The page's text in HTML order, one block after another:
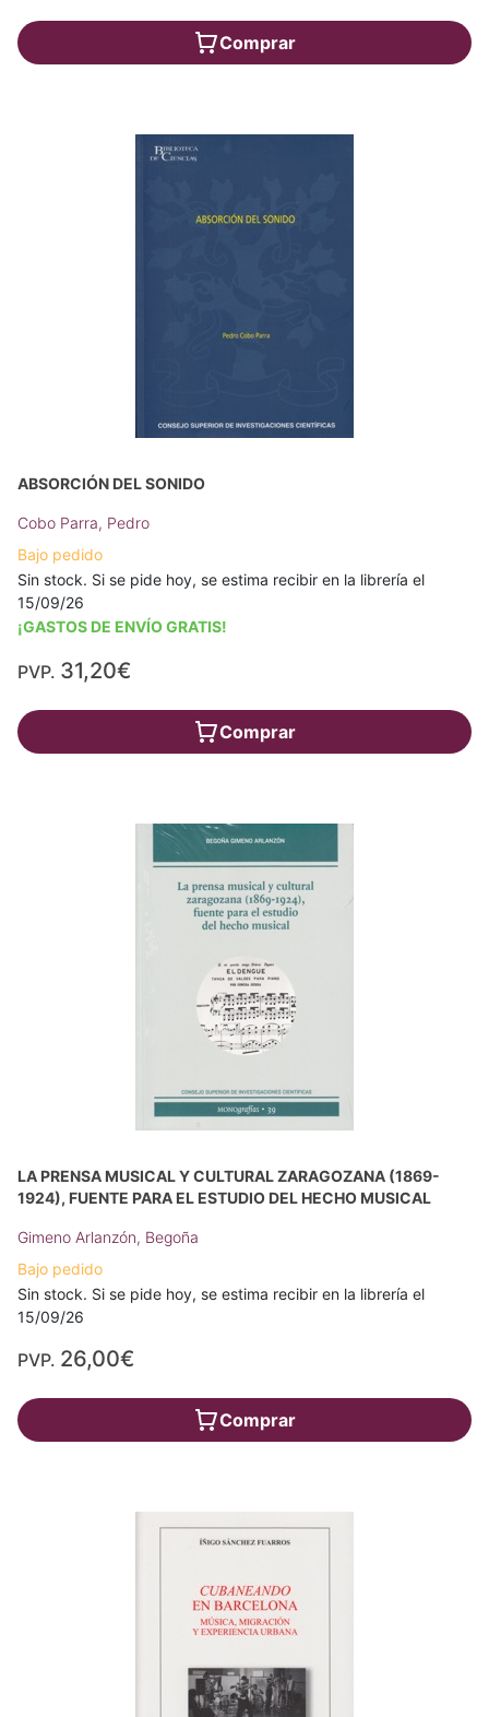
Comprar
ABSORCIÓN DEL SONIDO
Cobo Parra, Pedro
Bajo pedido
Sin stock. Si se pide hoy, se estima recibir en la librería el
15/09/26
¡GASTOS DE ENVÍO GRATIS!
PVP. 31,20€
Comprar
LA PRENSA MUSICAL Y CULTURAL ZARAGOZANA (1869-
1924), FUENTE PARA EL ESTUDIO DEL HECHO MUSICAL
Gimeno Arlanzón, Begoña
Bajo pedido
Sin stock. Si se pide hoy, se estima recibir en la librería el
15/09/26
PVP. 26,00€
Comprar